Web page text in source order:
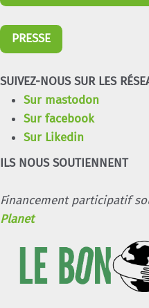
PRESSE
SUIVEZ-NOUS SUR LES
Sur mastodon
Sur facebook
Sur Likedin
ILS NOUS SOUTIENNENT
Financement participatif
Planet